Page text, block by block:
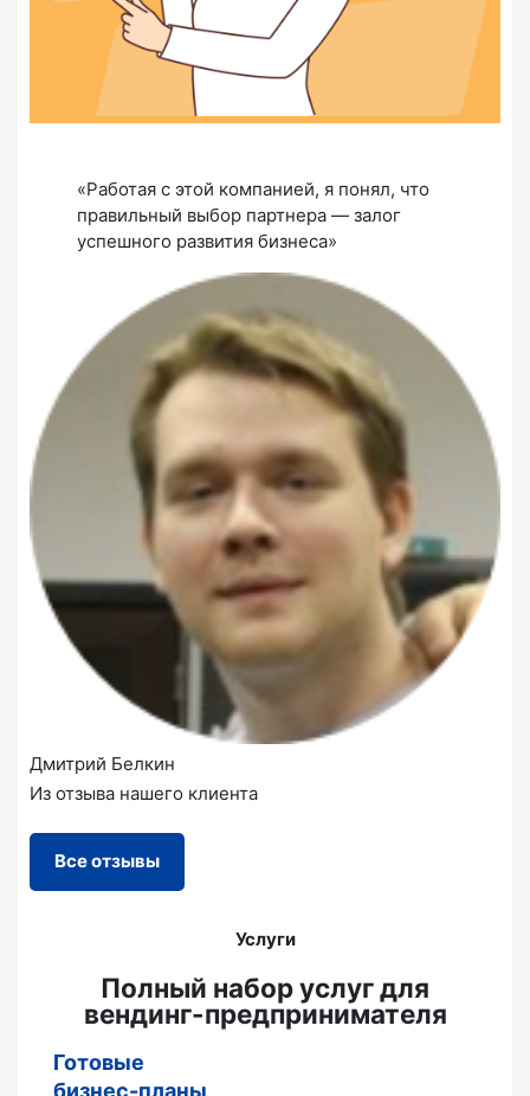
«Работая с этой компанией, я понял, что
правильный выбор партнера — залог
успешного развития бизнеса»
Дмитрий Белкин
Из отзыва нашего клиента
Все отзывы
Услуги
Полный набор услуг для
вендинг-предпринимателя
Готовые